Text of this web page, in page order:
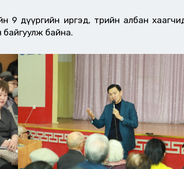
9 дүүргийн иргэд, төрийн албан
байна.